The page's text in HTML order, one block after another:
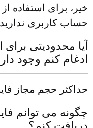
خیر، برای استفاده
حساب کاربری
آیا محدودیتی برای
ادغام کنم وجود
حداکثر حجم مجاز فایل 10 مگابایت
دریافت کنم؟